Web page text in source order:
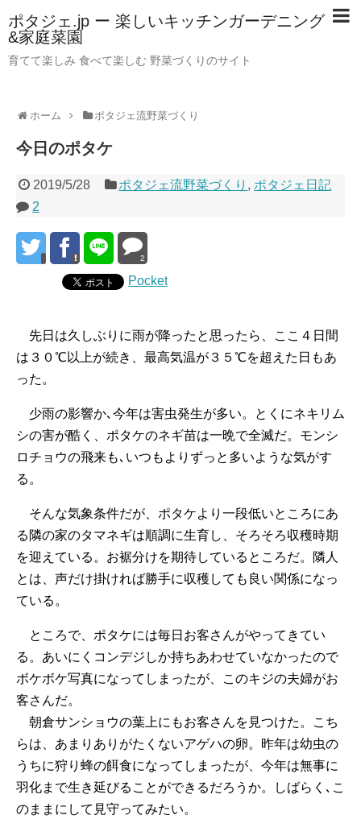
ポタジェ.jp ー 楽しいキッチンガーデニング
&家庭菜園
育てて楽しみ 食べて楽しむ 野菜づくりのサイト
ホーム ポタジェ流野菜づくり
今日のポタケ
2019/5/28 ポタジェ流野菜づくり , ポタジェ日記
2
2
Pocket
先日は久しぶりに雨が降ったと思ったら、ここ４日間
は３０℃以上が続き、最高気温が３５℃を超えた日もあ
った。
少雨の影響か､今年は害虫発生が多い。とくにネキリム
シの害が酷く、ポタケのネギ苗は一晩で全滅だ。モンシ
ロチョウの飛来も､いつもよりずっと多いような気がす
る。
そんな気象条件だが、ポタケより一段低いところにあ
る隣の家のタマネギは順調に生育し、そろそろ収穫時期
を迎えている。お裾分けを期待しているところだ。隣人
とは、声だけ掛ければ勝手に収穫しても良い関係になっ
ている。
ところで、ポタケには毎日お客さんがやってきてい
る。あいにくコンデジしか持ちあわせていなかったので
ボケボケ写真になってしまったが、このキジの夫婦がお
客さんだ。
朝倉サンショウの葉上にもお客さんを見つけた。こち
らは、あまりありがたくないアゲハの卵。昨年は幼虫の
うちに狩り蜂の餌食になってしまったが、今年は無事に
羽化まで生き延びることができるだろうか。しばらく､こ
のままにして見守ってみたい。